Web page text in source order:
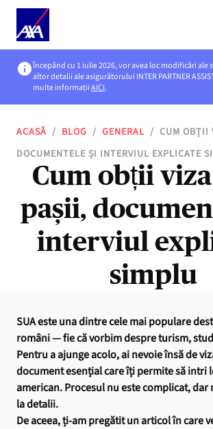
Începând cu 1 iulie 2026, vor avea loc modificări ale
altor detalii ale asigurătorului INTER PARTNER
multe informațiiAICI.
ACASĂ / BLOG / GENERAL / CUM OBȚII
DOCUMENTELE ȘI INTERVIUL EXPLICATE
Cum obții viza
pașii,
interviul
simplu
SUA este una dintre cele mai populare
români — fie că vorbim despre turism,
Pentru a ajunge acolo, ai nevoie însă de
document esențial care îți permite să intri
american. Procesul nu este complicat, dar
la detalii.
De aceea, ți-am pregătit un articol în care